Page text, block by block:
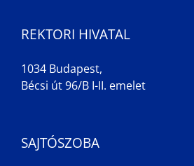
REKTORI HIVATAL
1034 Budapest,
Bécsi út 96/B I-II. emelet
SAJTÓSZOBA